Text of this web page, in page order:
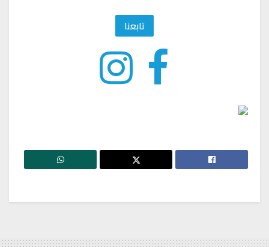
تابعنا